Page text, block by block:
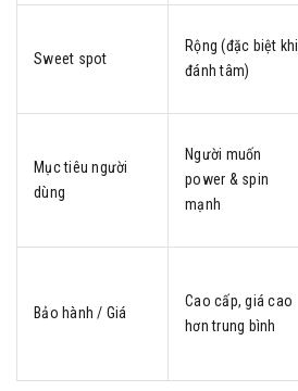
Sweet spot
Rộng (đặc biệt khi
đánh tâm)
Mục tiêu người
dùng
Người muốn
power & spin
mạnh
Bảo hành / Giá
Cao cấp, giá cao
hơn trung bình